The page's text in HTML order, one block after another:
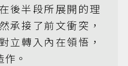
後半段所展開的理
承接了前文衝突，
立轉入內在領悟，
。